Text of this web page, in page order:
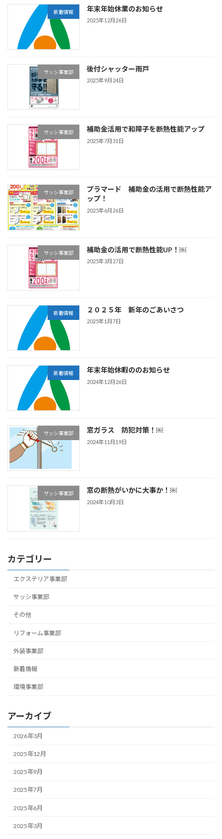
新着情報 年末年始休業のお知らせ
2025年12月26日
サッシ事業部 後付シャッター雨戸
2025年9月24日
サッシ事業部 補助金活用で和障子を断熱性能アップ
2025年7月31日
サッシ事業部
プラマード 補助金の活用で断熱性能ア
ップ！
2025年6月26日
サッシ事業部 補助金の活用で断熱性能UP！￼
2025年3月27日
新着情報 ２０２５年 新年のごあいさつ
2025年1月7日
新着情報 年末年始休暇ののお知らせ
2024年12月26日
サッシ事業部 窓ガラス 防犯対策！￼
2024年11月19日
サッシ事業部 窓の断熱がいかに大事か！￼
2024年10月3日
カテゴリー
エクステリア事業部
サッシ事業部
その他
リフォーム事業部
外装事業部
新着情報
環境事業部
アーカイブ
2026年3月
2025年12月
2025年9月
2025年7月
2025年6月
2025年3月